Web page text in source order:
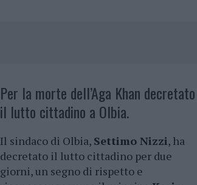
Per la morte dell’Aga Khan decretato
il lutto cittadino a Olbia.
Il sindaco di Olbia, Settimo Nizzi, ha
decretato il lutto cittadino per due
giorni, un segno di rispetto e